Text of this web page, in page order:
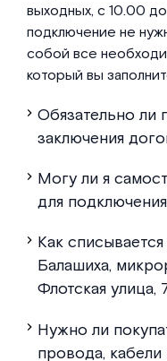
выходных, с 10.00
подключение не
собой все
который вы
Обязательно ли
заключения
Могу ли я
для
Как
Балашиха,
Флотская улица,
Нужно ли
провода,